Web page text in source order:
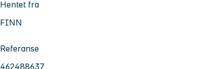
Hentet fra
FINN
Referanse
462488637